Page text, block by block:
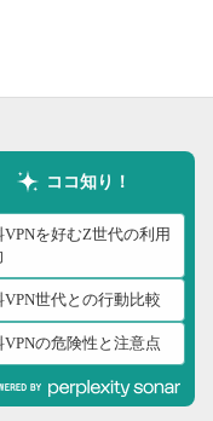
ココ知り！
VPNを好むZ世代の利用
VPN世代との行動比較
VPNの危険性と注意点